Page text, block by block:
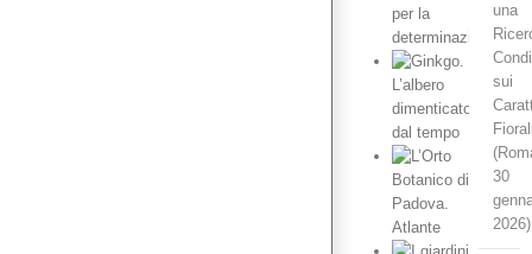
analitiche
dimenticato
Botanico
una
sui
30
2026)